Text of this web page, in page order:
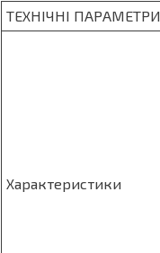
ТЕХНІЧНІ ПАРАМЕТРИ
Характеристики